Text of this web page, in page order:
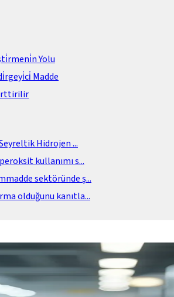
Yolu
Madde
Hidrojen...
kullanımı s...
sektöründe ş...
olduğunu kanıtla...